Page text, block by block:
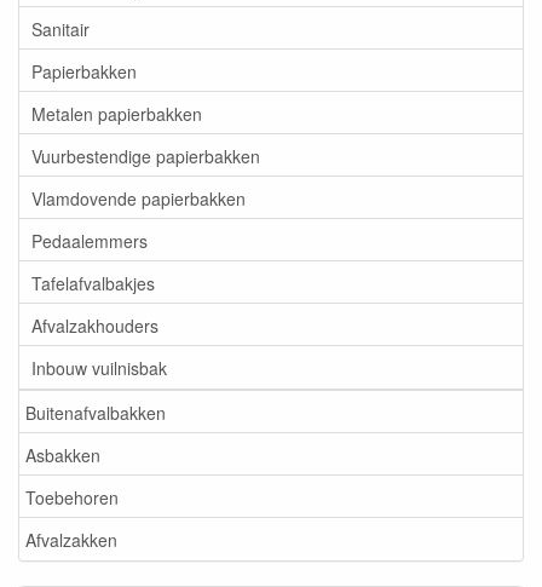
Sanitair
Papierbakken
Metalen papierbakken
Vuurbestendige papierbakken
Vlamdovende papierbakken
Pedaalemmers
Tafelafvalbakjes
Afvalzakhouders
Inbouw vuilnisbak
Buitenafvalbakken
Asbakken
Toebehoren
Afvalzakken